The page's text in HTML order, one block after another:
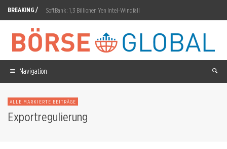
BREAKING / SoftBank: 1,3 Billionen Yen Intel-Windfall
Samsung Electronics Aktie: Fold8-Vorbestellungen über 30 Prozent
Lindt & Sprüngli Aktie: 7,5 Prozent weniger Volumen
Solana: 1 Milliarde Transaktionen in einer Woche
Navigation
ALLE MARKIERTE BEITRÄGE
Exportregulierung